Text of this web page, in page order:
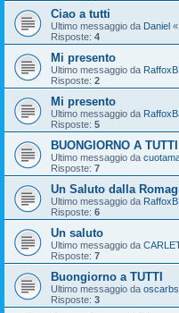
Ciao a tutti
Ultimo messaggio da Daniel «
Risposte: 4
Mi presento
Ultimo messaggio da
Risposte: 2
Mi presento
Ultimo messaggio da
Risposte: 5
BUONGIORNO A TUTTI
Ultimo messaggio da
Risposte: 7
Un Saluto dalla
Ultimo messaggio da
Risposte: 6
Un saluto
Ultimo messaggio da
Risposte: 7
Buongiorno a TUTTI
Ultimo messaggio da oscarbs
Risposte: 3